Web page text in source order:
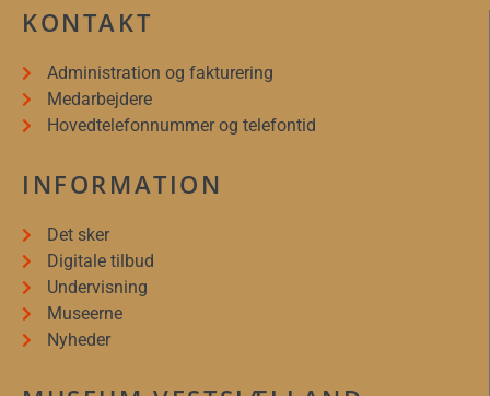
KONTAKT
Administration og fakturering
Medarbejdere
Hovedtelefonnummer og telefontid
INFORMATION
Det sker
Digitale tilbud
Undervisning
Museerne
Nyheder